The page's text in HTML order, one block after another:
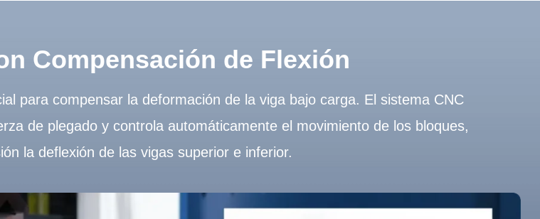
Compensación de Flexión
para compensar la deformación de la viga bajo carga. El sistema CNC
de plegado y controla automáticamente el movimiento de los bloques,
la deflexión de las vigas superior e inferior.